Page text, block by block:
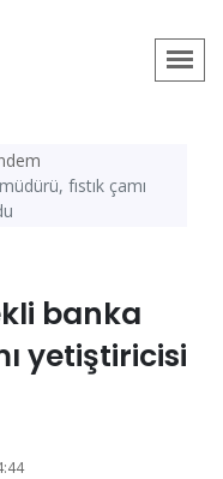
fıstık çamı
banka
yetiştiricisi